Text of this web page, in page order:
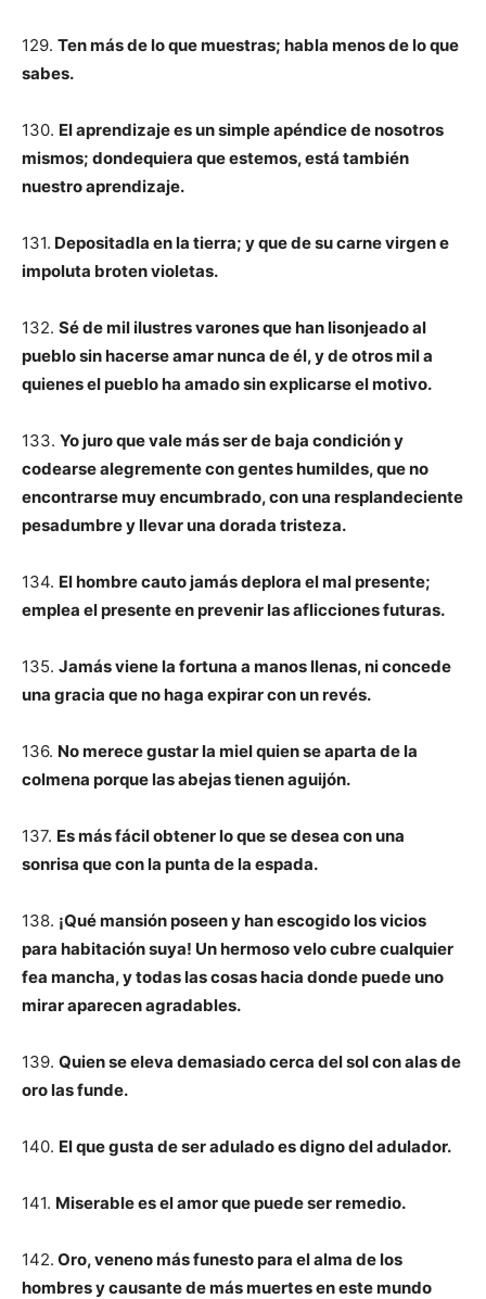
129. Ten más de lo que muestras; habla menos de lo que
sabes.
130. El aprendizaje es un simple apéndice de nosotros
mismos; dondequiera que estemos, está también
nuestro aprendizaje.
131. Depositadla en la tierra; y que de su carne virgen e
impoluta broten violetas.
132. Sé de mil ilustres varones que han lisonjeado al
pueblo sin hacerse amar nunca de él, y de otros mil a
quienes el pueblo ha amado sin explicarse el motivo.
133. Yo juro que vale más ser de baja condición y
codearse alegremente con gentes humildes, que no
encontrarse muy encumbrado, con una resplandeciente
pesadumbre y llevar una dorada tristeza.
134. El hombre cauto jamás deplora el mal presente;
emplea el presente en prevenir las aflicciones futuras.
135. Jamás viene la fortuna a manos llenas, ni concede
una gracia que no haga expirar con un revés.
136. No merece gustar la miel quien se aparta de la
colmena porque las abejas tienen aguijón.
137. Es más fácil obtener lo que se desea con una
sonrisa que con la punta de la espada.
138. ¡Qué mansión poseen y han escogido los vicios
para habitación suya! Un hermoso velo cubre cualquier
fea mancha, y todas las cosas hacia donde puede uno
mirar aparecen agradables.
139. Quien se eleva demasiado cerca del sol con alas de
oro las funde.
140. El que gusta de ser adulado es digno del adulador.
141. Miserable es el amor que puede ser remedio.
142. Oro, veneno más funesto para el alma de los
hombres y causante de más muertes en este mundo